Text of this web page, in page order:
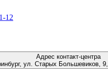
12
Адрес контакт-центра
Екатеринбург, ул. Старых Большевиков, 9,